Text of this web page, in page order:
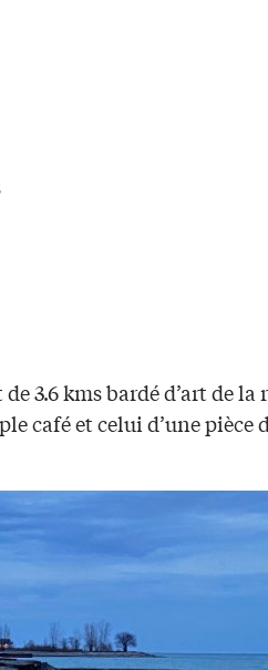
3.6 kms bardé d’art de la
café et celui d’une pièce